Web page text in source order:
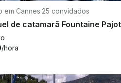
em Cannes·25 convidados
/hora